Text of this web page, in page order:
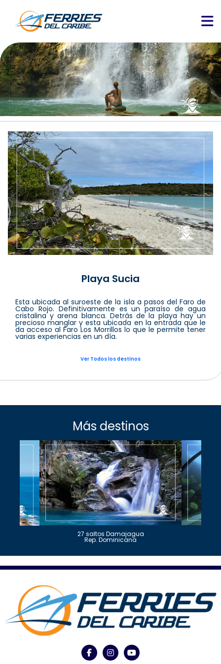
Playa Sucia
Esta ubicada al suroeste de la isla a pasos del Faro de
Cabo Rojo. Definitivamente es un paraíso de agua
cristalina y arena blanca. Detrás de la playa hay un
precioso manglar y esta ubicada en la entrada que le
da acceso al Faro Los Morrillos lo que le permite tener
varias experiencias en un día.
Ver Todos los destinos
Más destinos
27 saltos Damajagua
Rep. Dominicana